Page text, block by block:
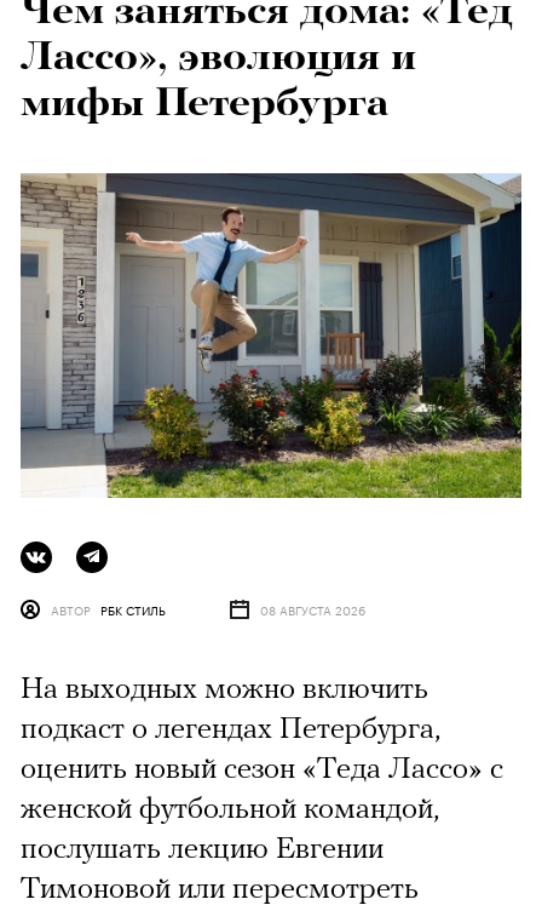
Чем заняться дома: «Тед
Лассо», эволюция и
мифы Петербурга
АВТОР РБК СТИЛЬ 08 АВГУСТА 2026
На выходных можно включить
подкаст о легендах Петербурга,
оценить новый сезон «Теда Лассо» с
женской футбольной командой,
послушать лекцию Евгении
Тимоновой или пересмотреть